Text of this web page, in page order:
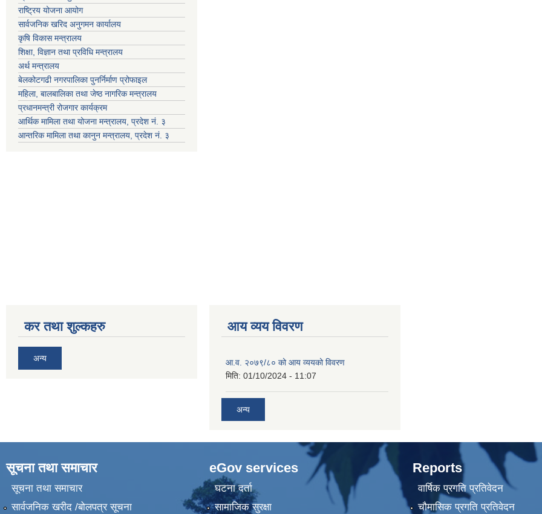
राष्ट्रिय योजना आयोग
सार्वजनिक खरिद अनुगमन कार्यालय
कृषि विकास मन्त्रालय
शिक्षा, विज्ञान तथा प्रविधि मन्त्रालय
अर्थ मन्त्रालय
बेलकोटगढी नगरपालिका पुनर्निर्माण प्रोफाइल
महिला, बालबालिका तथा जेष्ठ नागरिक मन्त्रालय
प्रधानमन्त्री रोजगार कार्यक्रम
आर्थिक मामिला तथा योजना मन्त्रालय, प्रदेश नं. ३
आन्तरिक मामिला तथा कानुन मन्त्रालय, प्रदेश नं. ३
कर तथा शुल्कहरु
अन्य
आय व्यय विवरण
आ.व. २०७९/८० को आय व्ययको विवरण
मिति: 01/10/2024 - 11:07
अन्य
सूचना तथा समाचार
सूचना तथा समाचार
सार्वजनिक खरीद /बोलपत्र सूचना
eGov services
घटना दर्ता
सामाजिक सुरक्षा
Reports
वार्षिक प्रगति प्रतिवेदन
चौमासिक प्रगति प्रतिवेदन